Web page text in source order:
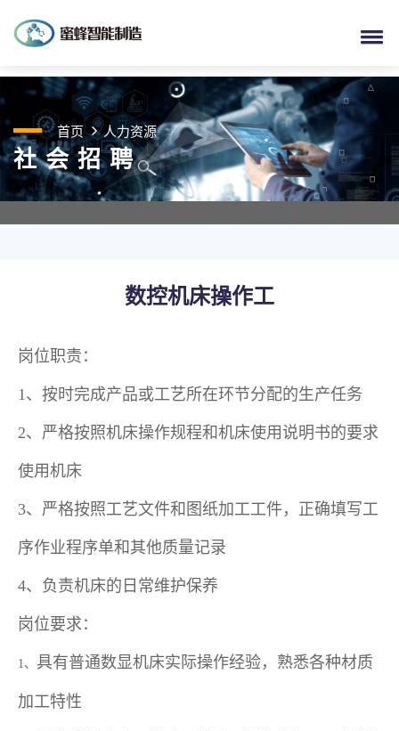
首页 人力资源
社会招聘
数控机床操作工
岗位职责：
1、按时完成产品或工艺所在环节分配的生产任务
2、严格按照机床操作规程和机床使用说明书的要求
使用机床
3、严格按照工艺文件和图纸加工工件，正确填写工
序作业程序单和其他质量记录
4、负责机床的日常维护保养
岗位要求：
1、 具有普通数显机床实际操作经验，熟悉各种材质
加工特性